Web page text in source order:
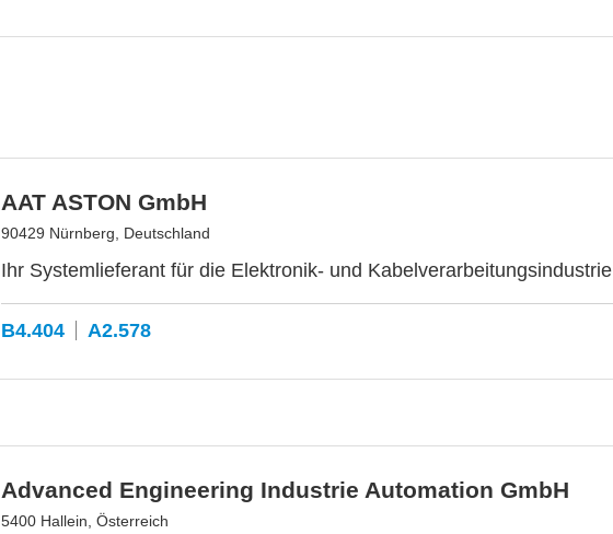
AAT ASTON GmbH
90429 Nürnberg, Deutschland
Ihr Systemlieferant für die Elektronik- und Kabelverarbeitungsindustrie
B4.404 A2.578
Advanced Engineering Industrie Automation GmbH
5400 Hallein, Österreich